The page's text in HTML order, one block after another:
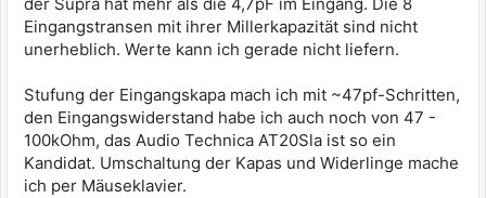
Eingangstransen mit ihrer Millerkapazität sind nicht
unerheblich. Werte kann ich gerade nicht liefern.
Stufung der Eingangskapa mach ich mit ~47pf-Schritten,
den Eingangswiderstand habe ich auch noch von 47 -
100kOhm, das Audio Technica AT20Sla ist so ein
Kandidat. Umschaltung der Kapas und Widerlinge mache
ich per Mäuseklavier.